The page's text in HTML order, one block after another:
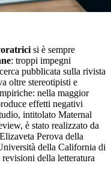
si è sempre
: troppi impegni
pubblicata sulla rivista
oltre stereotipisti e
nella maggior
effetti negativi
intitolato Maternal
è stato realizzato da
Perova della
della California di
della letteratura